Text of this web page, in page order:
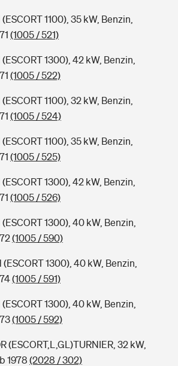
1100), 35 kW, Benzin,
(1005 / 521)
1300), 42 kW, Benzin,
(1005 / 522)
1100), 32 kW, Benzin,
(1005 / 524)
1100), 35 kW, Benzin,
(1005 / 525)
1300), 42 kW, Benzin,
(1005 / 526)
1300), 40 kW, Benzin,
(1005 / 590)
1300), 40 kW, Benzin,
(1005 / 591)
1300), 40 kW, Benzin,
(1005 / 592)
(ESCORT,L,GL)TURNIER, 32 kW,
1978 (2028 / 302)